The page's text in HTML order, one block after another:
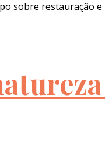
sobre restauração